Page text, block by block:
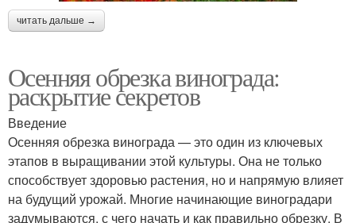
читать дальше →
Осенняя обрезка винограда:
раскрытие секретов
Введение
Осенняя обрезка винограда — это один из ключевых
этапов в выращивании этой культуры. Она не только
способствует здоровью растения, но и напрямую влияет
на будущий урожай. Многие начинающие виноградари
задумываются, с чего начать и как правильно обрезку. В